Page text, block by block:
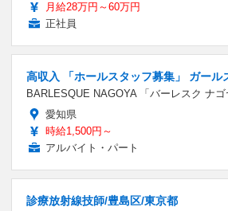
月給28万円～60万円
正社員
高収入 「ホールスタッフ募集」 ガール
BARLESQUE NAGOYA 「バーレスク ナゴ
愛知県
時給1,500円～
アルバイト・パート
診療放射線技師/豊島区/東京都